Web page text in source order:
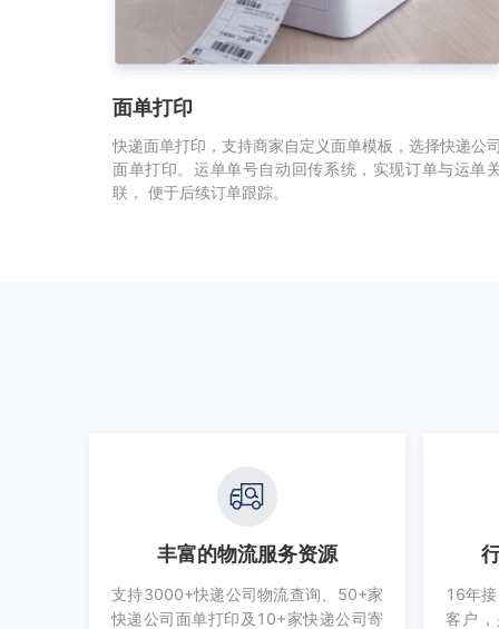
面单打印
快递面单打印，支持商家自定义面单模板，选择快递公
面单打印。运单单号自动回传系统，实现订单与运单
联， 便于后续订单跟踪。
丰富的物流服务资源
支持3000+快递公司物流查询、50+家
快递公司面单打印及10+家快递公司寄
16年
客户